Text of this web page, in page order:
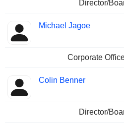
Director/
Michael Jagoe
Corporate
Colin Benner
Director/